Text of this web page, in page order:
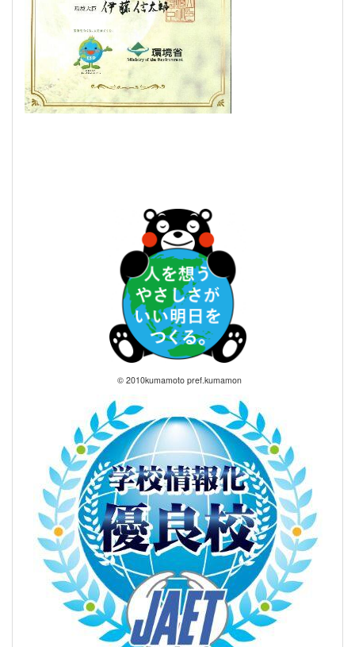
© 2010kumamoto pref.kumamon